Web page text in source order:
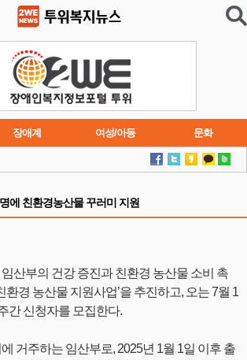
장애계 여성/아동 문화
연재소설
에 친환경농산물 꾸러미 지원
산부의 건강 증진과 친환경 농산물 소비 촉
환경 농산물 지원사업’을 추진하고, 오는 7월 1
간 신청자를 모집한다.
거주하는 임산부로, 2025년 1월 1일 이후 출